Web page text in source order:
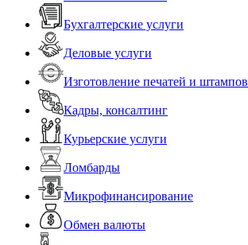
Бухгалтерские услуги
Деловые услуги
Изготовление печатей и штампов
Кадры, консалтинг
Курьерские услуги
Ломбарды
Микрофинансирование
Обмен валюты